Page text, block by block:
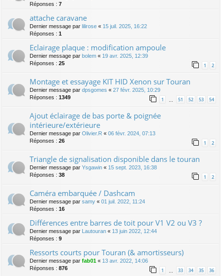
Réponses : 7
attache caravane
Dernier message par lilirose « 15 juil. 2025, 16:22
Réponses : 1
Eclairage plaque : modification ampoule
Dernier message par bolem « 19 avr. 2025, 12:39
Réponses : 25 1 2
Montage et essayage KIT HID Xenon sur Touran
Dernier message par dpsgomes « 27 févr. 2025, 10:29
Réponses : 1349 1 51 52 53 54
Ajout éclairage de bas porte & poignée
intérieure/extérieure
Dernier message par Olivier.R « 06 févr. 2024, 07:13
Réponses : 26 1 2
Triangle de signalisation disponible dans le touran
Dernier message par Ysgawin « 15 sept. 2023, 16:38
Réponses : 38 1 2
Caméra embarquée / Dashcam
Dernier message par samy « 01 juil. 2022, 11:24
Réponses : 16
Différences entre barres de toit pour V1 V2 ou V3 ?
Dernier message par Lautouran « 13 juin 2022, 12:44
Réponses : 9
Ressorts courts pour Touran (& amortisseurs)
Dernier message par fab01 « 13 avr. 2022, 14:06
Réponses : 876 1 … 33 34 35 36